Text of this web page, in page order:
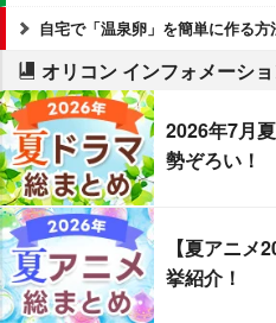
自宅で「温泉卵」を簡単に作る方
オリコン インフォメーシ
2026年7月
勢ぞろい！
【夏アニ
挙紹介！